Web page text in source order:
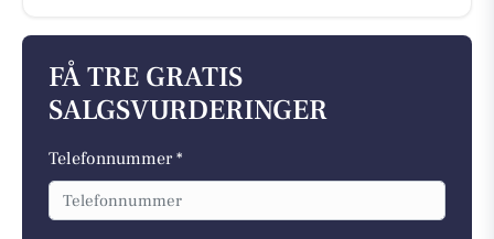
FÅ TRE GRATIS
SALGSVURDERINGER
Telefonnummer *